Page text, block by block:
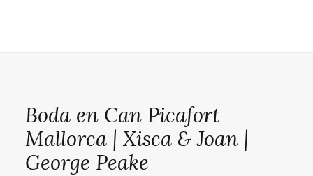
Boda en Can Picafort
Mallorca | Xisca & Joan |
George Peake